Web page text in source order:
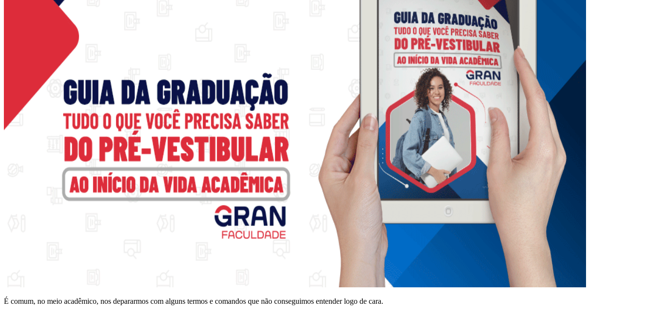
É comum, no meio acadêmico, nos depararmos com alguns termos e comandos que não conseguimos entender logo de cara.